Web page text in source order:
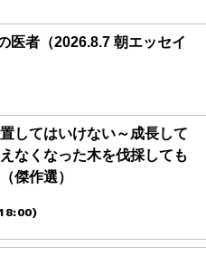
医者（2026.8.7 朝エッセイ
してはいけない～成長して
なくなった木を伐採しても
傑作選）